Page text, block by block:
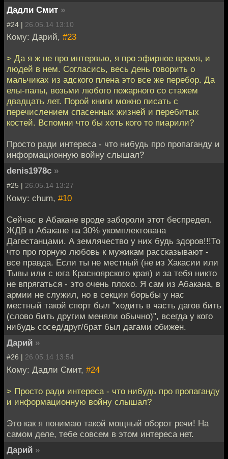
Дадли Смит »
#24 | 26.05.14 13:10
Кому: Дарий, #23
> Да я ж не про интервью, я про эфирное время, и
людей в нем. Согласись, весь день говорить о
мальчиках из адского плена это все же перебор. Да
елы-палы, возьми любого пожарного со стажем
двадцать лет. Порой книги можно писать с
перечислением спасенных жизней и перебитых
костей. Вспомни что бы хоть кого то пиарили?
Просто ради интереса - что нибудь про пропаганду и
информационную войну слышал?
denis1978c »
#25 | 26.05.14 13:27
Кому: chum, #10
Сейчас в Абакане вроде забороли этот беспредел.
ЖДВ в Абакане на 30% укомплектована
Дагестанцами. А землячество у них будь здоров!!!То
что про горную любовь к мужикам рассказывают -
все правда. Если ты не местный (не из Хакасии или
Тывы или с юга Красноярского края) и за тебя никто
не впрягаться - это очень плохо. Я сам из Абакана, в
армии не служил, но в секции борьбы у нас
местный такой спорт был "ходить в часть дагов бить
(слово бить другим меняли обычно)", всегда у кого
нибудь сосед/друг/брат был дагами обижен.
Дарий »
#26 | 26.05.14 13:54
Кому: Дадли Смит, #24
> Просто ради интереса - что нибудь про пропаганду
и информационную войну слышал?
Это как я понимаю такой мощный оборот речи! На
самом деле, тебе совсем в этом интереса нет.
Дарий »